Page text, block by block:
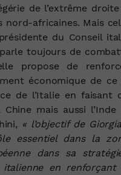
de l’extrême
Mais
du Conseil
toujours de
propose de
économique de
de l’Italie en
Chine mais aussi
« l’objectif de
essentiel dans la
dans sa
italienne en